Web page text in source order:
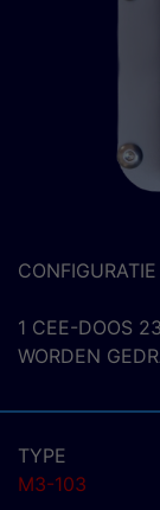
CONFIGURATIE
1 CEE-DOOS
WORDEN
TYPE
M3-103